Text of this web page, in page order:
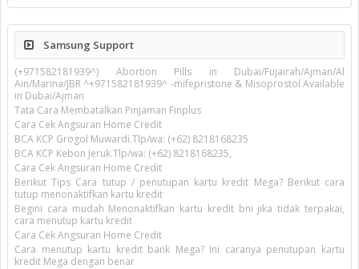
Samsung Support
(+971582181939^) Abortion Pills in Dubai/Fujairah/Ajman/Al
Ain/Marina/JBR ^+971582181939^ -mifepristone & Misoprostol Available
in Dubai/Ajman
Tata Cara Membatalkan Pinjaman Finplus
Cara Cek Angsuran Home Credit
BCA KCP Grogol Muwardi.Tlp/wa: (+62) 8218168235
BCA KCP Kebon Jeruk.Tlp/wa: (+62) 8218168235,
Cara Cek Angsuran Home Credit
Berikut Tips Cara tutup / penutupan kartu kredit Mega? Berikut cara
tutup menonaktifkan kartu kredit
Begini cara mudah Menonaktifkan kartu kredit bni jika tidak terpakai,
cara menutup kartu kredit
Cara Cek Angsuran Home Credit
Cara menutup kartu kredit bank Mega? Ini caranya penutupan kartu
kredit Mega dengan benar